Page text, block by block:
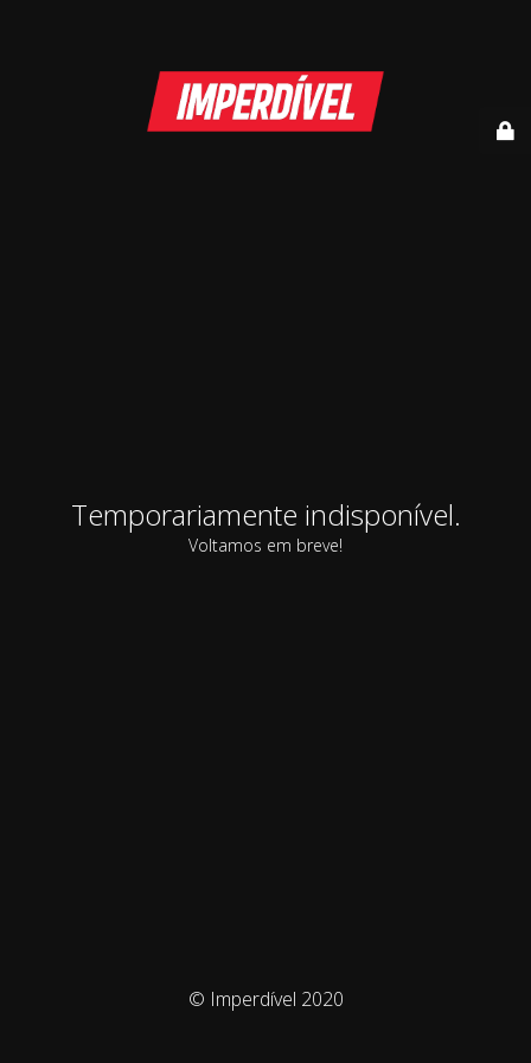
Temporariamente indisponível.
Voltamos em breve!
© Imperdível 2020